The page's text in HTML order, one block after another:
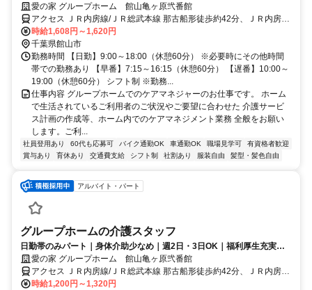
門会社で実績◎
愛の家 グループホーム 館山亀ヶ原弐番館
アクセス ＪＲ内房線/ＪＲ総武本線 那古船形徒歩約42分、ＪＲ内房線/
ＪＲ総武本線 館山出入口1徒歩約50分、ＪＲ内房線 九重徒歩約55分
JR内房線 那古船形駅より車で9分
時給1,608円～1,620円
千葉県館山市
勤務時間 【日勤】9:00～18:00（休憩60分） ※必要時にその他時間
帯での勤務あり 【早番】7:15～16:15（休憩60分） 【遅番】10:00～
19:00（休憩60分） シフト制 ※勤務...
仕事内容 グループホームでのケアマネジャーのお仕事です。 ホーム
で生活されているご利用者のご状況やご要望に合わせた 介護サービ
ス計画の作成等、ホーム内でのケアマネジメント業務 全般をお願い
します。ご利...
社員登用あり 60代も応募可 バイク通勤OK 車通勤OK 職場見学可
有資格者歓迎
賞与あり
育休あり 交通費支給 シフト制 社割あり 服装自由 髪型・髪色自由
アルバイト・パート
グループホームの介護スタッフ
日勤帯のみパート｜身体介助少なめ｜週2日・3日OK｜福利厚生充実◎
｜認知症ケア
愛の家 グループホーム 館山亀ヶ原弐番館
アクセス ＪＲ内房線/ＪＲ総武本線 那古船形徒歩約42分、ＪＲ内房線/
ＪＲ総武本線 館山出入口1徒歩約50分、ＪＲ内房線 九重徒歩約55分
時給1,200円～1,320円